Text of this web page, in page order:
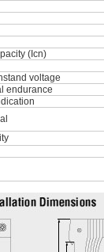
(Icn)
voltage
endurance